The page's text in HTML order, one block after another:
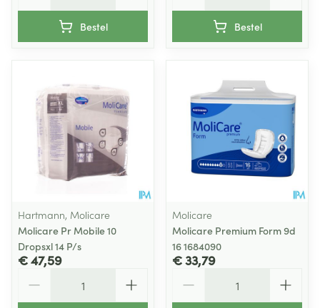
Bestel Bestel
Hartmann, Molicare
Molicare Pr Mobile 10
Dropsxl 14 P/s
€ 47,59
Molicare
Molicare Premium Form 9d
16 1684090
€ 33,79